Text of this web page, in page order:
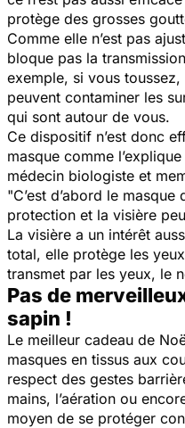
protège des grosses
Comme elle n’est pas
bloque pas la
exemple, si vous
peuvent contaminer les
qui sont autour de vous.
Ce dispositif n’est donc
masque comme
médecin biologiste et
"C’est d’abord le
protection et la visière
La visière a un intérêt
total, elle protège les
transmet par les yeux, le
Pas de
sapin !
Le meilleur cadeau de
masques en tissus aux
respect des gestes
mains, l’aération ou
moyen de se protéger